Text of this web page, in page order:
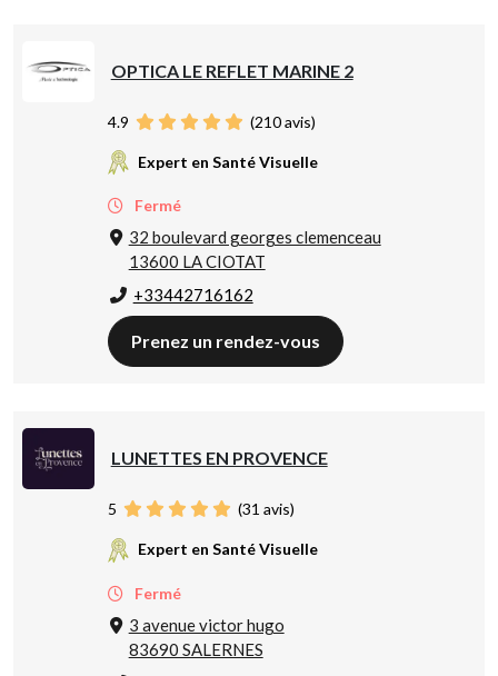
OPTICA LE REFLET MARINE 2
4.9 (210avis)
Expert en Santé Visuelle
Fermé
32 boulevard georges clemenceau
13600 LA CIOTAT
+33442716162
Prenez un rendez-vous
LUNETTES EN PROVENCE
5 (31 avis)
Expert en Santé Visuelle
Fermé
3 avenue victor hugo
83690 SALERNES